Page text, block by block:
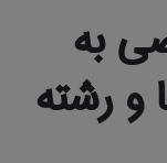
به
و رشته